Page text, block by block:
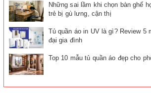
Những sai lầm khi chọn bàn ghế
trẻ bị gù lưng, cận thị
Tủ quần áo in UV là gì? Review 5
đại gia đình
Top 10 mẫu tủ quần áo đẹp cho